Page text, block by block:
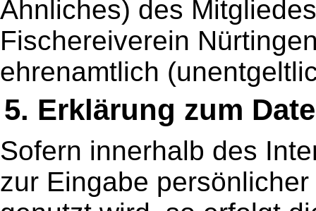
Ähnliches) des
Fischereiverein
ehrenamtlich
5. Erklärung zum
Sofern innerhalb des
zur Eingabe